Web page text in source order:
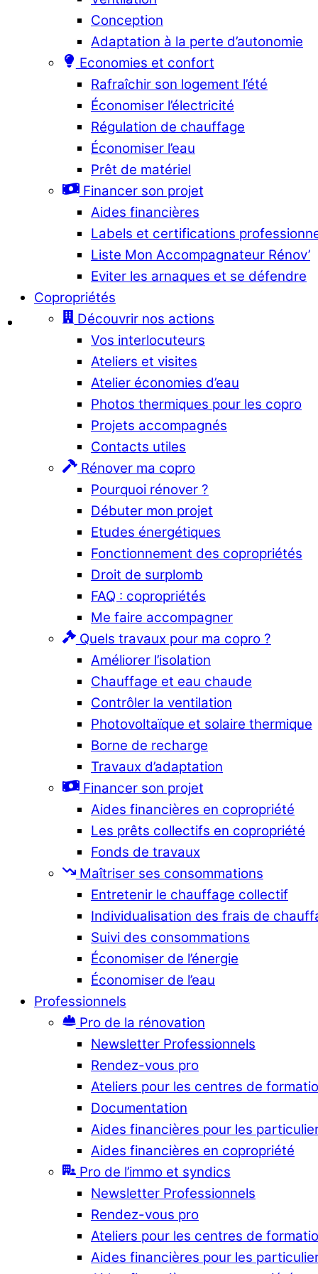
Conception
Adaptation à la perte d’autonomie
Economies et confort
Rafraîchir son logement l’été
Économiser l’électricité
Régulation de chauffage
Économiser l’eau
Prêt de matériel
Financer son projet
Aides financières
Labels et certifications
Liste Mon Accompagnateur Rénov’
Eviter les arnaques et se défendre
Copropriétés
Découvrir nos actions
Vos interlocuteurs
Ateliers et visites
Atelier économies d’eau
Photos thermiques pour les copro
Projets accompagnés
Contacts utiles
Rénover ma copro
Pourquoi rénover ?
Débuter mon projet
Etudes énergétiques
Fonctionnement des copropriétés
Droit de surplomb
FAQ : copropriétés
Me faire accompagner
Quels travaux pour ma copro ?
Améliorer l’isolation
Chauffage et eau chaude
Contrôler la ventilation
Photovoltaïque et solaire thermique
Borne de recharge
Travaux d’adaptation
Financer son projet
Aides financières en copropriété
Les prêts collectifs en copropriété
Fonds de travaux
Maîtriser ses consommations
Entretenir le chauffage collectif
Individualisation des frais de
Suivi des consommations
Économiser de l’énergie
Économiser de l’eau
Professionnels
Pro de la rénovation
Newsletter Professionnels
Rendez-vous pro
Ateliers pour les centres de
Documentation
Aides financières pour les
Aides financières en copropriété
Pro de l’immo et syndics
Newsletter Professionnels
Rendez-vous pro
Ateliers pour les centres de
Aides financières pour les